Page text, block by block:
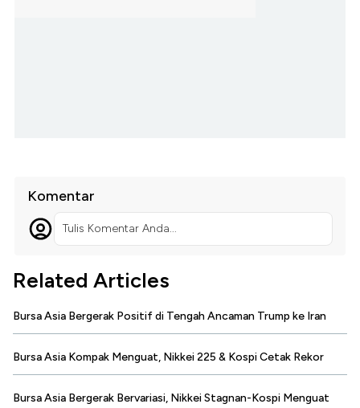
Komentar
Tulis Komentar Anda...
Related Articles
Bursa Asia Bergerak Positif di Tengah Ancaman Trump ke Iran
Bursa Asia Kompak Menguat, Nikkei 225 & Kospi Cetak Rekor
Bursa Asia Bergerak Bervariasi, Nikkei Stagnan-Kospi Menguat